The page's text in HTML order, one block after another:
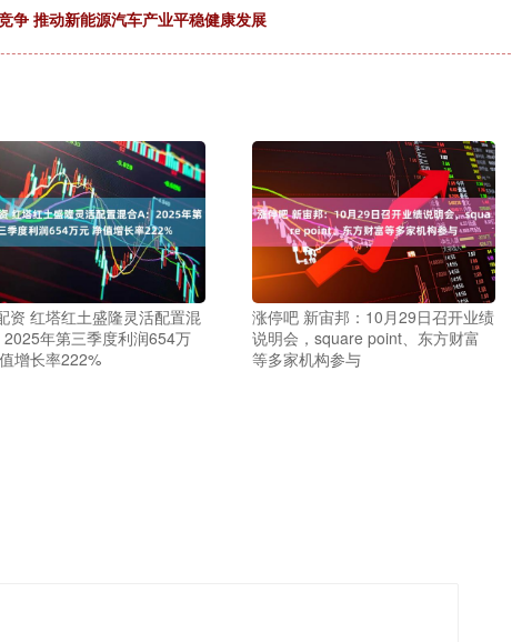
争 推动新能源汽车产业平稳健康发展
资 红塔红土盛隆灵活配置混
2025年第三季度利润654万
增长率222%
涨停吧 新宙邦：10月29日召开业绩
说明会，square point、东方财富
等多家机构参与